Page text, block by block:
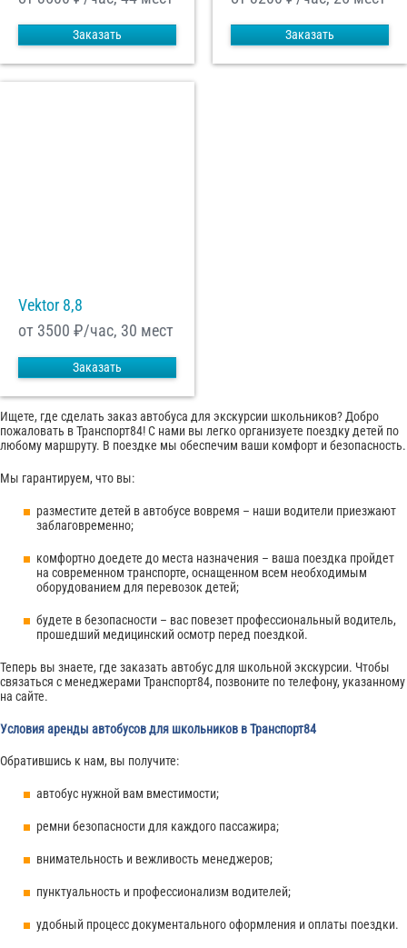
Заказать Заказать
Vektor 8,8
от 3500 ₽/час, 30 мест
Заказать
Ищете, где сделать заказ автобуса для экскурсии школьников? Добро
пожаловать в Транспорт84! С нами вы легко организуете поездку детей по
любому маршруту. В поездке мы обеспечим ваши комфорт и безопасность.
Мы гарантируем, что вы:
разместите детей в автобусе вовремя – наши водители приезжают
заблаговременно;
комфортно доедете до места назначения – ваша поездка пройдет
на современном транспорте, оснащенном всем необходимым
оборудованием для перевозок детей;
будете в безопасности – вас повезет профессиональный водитель,
прошедший медицинский осмотр перед поездкой.
Теперь вы знаете, где заказать автобус для школьной экскурсии. Чтобы
связаться с менеджерами Транспорт84, позвоните по телефону, указанному
на сайте.
Условия аренды автобусов для школьников в Транспорт84
Обратившись к нам, вы получите:
автобус нужной вам вместимости;
ремни безопасности для каждого пассажира;
внимательность и вежливость менеджеров;
пунктуальность и профессионализм водителей;
удобный процесс документального оформления и оплаты поездки.